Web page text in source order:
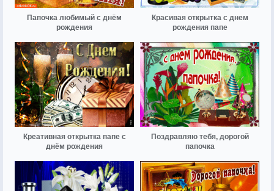
Папочка любимый с днём
рождения
Красивая открытка с днем
рождения папе
Креативная открытка папе с
днём рождения
Поздравляю тебя, дорогой
папочка